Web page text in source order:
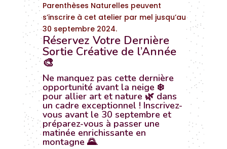
Parenthèses Naturelles peuvent
s’inscrire à cet atelier par mel jusqu’au
30 septembre 2024.
Réservez Votre Dernière
Sortie Créative de l’Année
🎨
Ne manquez pas cette dernière
opportunité avant la neige ❄️
pour allier art et nature 🌿 dans
un cadre exceptionnel ! Inscrivez-
vous avant le 30 septembre et
préparez-vous à passer une
matinée enrichissante en
montagne 🌄.